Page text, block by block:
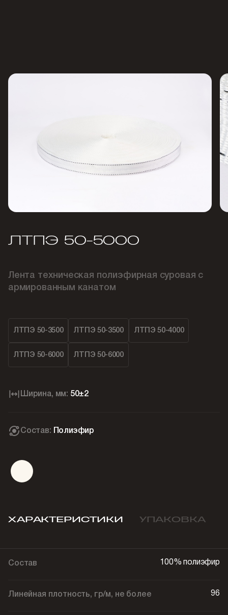
ЛТПЭ 50-5000
Лента техническая полиэфирная суровая с
армированным канатом
ЛТПЭ 50-3500 ЛТПЭ 50-3500 ЛТПЭ 50-4000
ЛТПЭ 50-6000 ЛТПЭ 50-6000
Ширина, мм: 50±2
Состав: Полиэфир
ХАРАКТЕРИСТИКИ УПАКОВКА
Состав 100% полиэфир
Линейная плотность, гр/м, не более 96